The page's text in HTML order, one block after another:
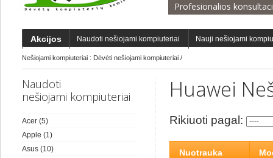
Profesionalios
Akcijos Naudoti nešiojami kompiuteriai Nauji nešiojami
Nešiojami kompiuteriai : Dėvėti nešiojami kompiuteriai /
Naudoti
nešiojami kompiuteriai
Acer (5)
Apple (1)
Asus (10)
Huawei
Rikiuoti pagal:
Nuotrauka